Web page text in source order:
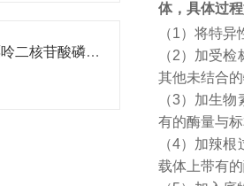
小鼠烟酰胺腺嘌呤二核苷酸磷酸（NADPH）检测试剂盒
体，具体过
（1）将特
（2）加受
其他未结合
（3）加生
有的酶量与
（4）加辣
载体上带有